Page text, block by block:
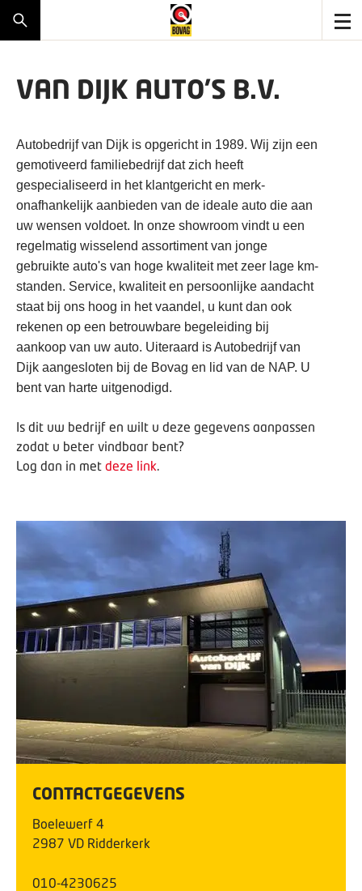
VAN DIJK AUTO’S B.V.
Autobedrijf van Dijk is opgericht in 1989. Wij zijn een
gemotiveerd familiebedrijf dat zich heeft
gespecialiseerd in het klantgericht en merk-
onafhankelijk aanbieden van de ideale auto die aan
uw wensen voldoet. In onze showroom vindt u een
regelmatig wisselend assortiment van jonge
gebruikte auto's van hoge kwaliteit met zeer lage km-
standen. Service, kwaliteit en persoonlijke aandacht
staat bij ons hoog in het vaandel, u kunt dan ook
rekenen op een betrouwbare begeleiding bij
aankoop van uw auto. Uiteraard is Autobedrijf van
Dijk aangesloten bij de Bovag en lid van de NAP. U
bent van harte uitgenodigd.
Is dit uw bedrijf en wilt u deze gegevens aanpassen
zodat u beter vindbaar bent?
Log dan in met deze link.
CONTACTGEGEVENS
Boelewerf 4
2987 VD Ridderkerk
010-4230625